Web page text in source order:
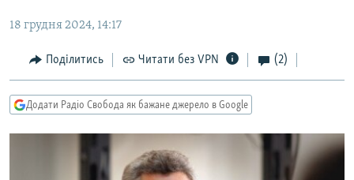
до
навігації
Перейти
до
ПОЛІТИКА
ЕКОНОМІКА
КУЛЬТУРА
ВІЙНА
РОСІЙСЬКА «ФІЛЬТРАЦІЯ»
КРИМ.РЕАЛІЇ
18 грудня 2024, 14:17
Поділитись Читати без VPN (2)
Додати Радіо Свобода як бажане джерело в Google